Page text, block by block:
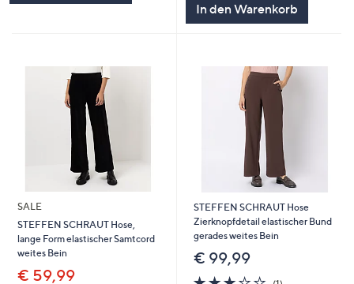
In den Warenkorb
SALE
STEFFEN SCHRAUT Hose,
lange Form elastischer Samtcord
weites Bein
€ 59,99
STEFFEN SCHRAUT Hose
Zierknopfdetail elastischer Bund
gerades weites Bein
€ 99,99
3.01